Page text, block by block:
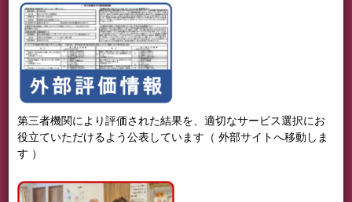
第三者機関により評価された結果を、適切なサービス選択にお
役立ていただけるよう公表しています（ 外部サイトへ移動しま
す ）